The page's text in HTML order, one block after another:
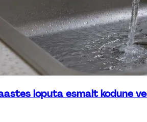
loputa esmalt kodune